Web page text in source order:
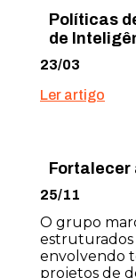
Políticas
de
23/03
Ler artigo
Fortalecer
25/11
O grupo
estruturados
envolvendo
projetos de